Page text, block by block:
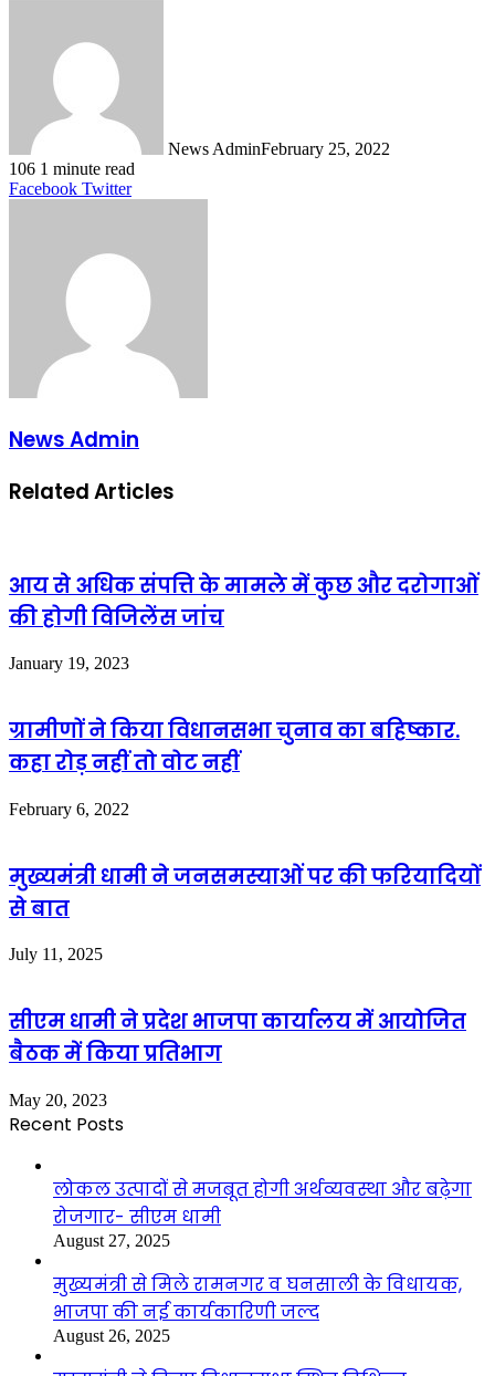
News AdminFebruary 25, 2022
106 1 minute read
Facebook TwitterLinkedIn
Tumblr
Pinterest
Reddit
VKontakte
Share
Print
News Admin
Related Articles
आय से अधिक संपत्ति के मामले में कुछ और दरोगाओं
की होगी विजिलेंस जांच
January 19, 2023
ग्रामीणों ने किया विधानसभा चुनाव का बहिष्कार.
कहा रोड़ नहीं तो वोट नहीं
February 6, 2022
मुख्यमंत्री धामी ने जनसमस्याओं पर की फरियादियों
से बात
July 11, 2025
सीएम धामी ने प्रदेश भाजपा कार्यालय में आयोजित
बैठक में किया प्रतिभाग
May 20, 2023
Recent Posts
लोकल उत्पादों से मजबूत होगी अर्थव्यवस्था और बढ़ेगा
रोजगार- सीएम धामी
August 27, 2025
मुख्यमंत्री से मिले रामनगर व घनसाली के विधायक,
भाजपा की नई कार्यकारिणी जल्द
August 26, 2025